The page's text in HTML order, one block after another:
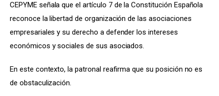
CEPYME señala que el artículo 7 de la Constitución Española
reconoce la libertad de organización de las asociaciones
empresariales y su derecho a defender los intereses
económicos y sociales de sus asociados.
En este contexto, la patronal reafirma que su posición no es
de obstaculización.